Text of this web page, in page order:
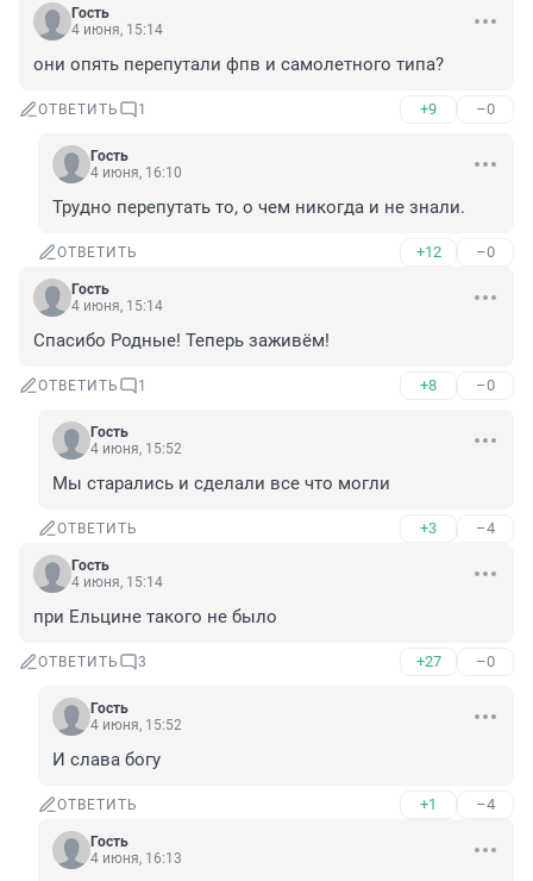
Гость
4 июня, 15:14
они опять перепутали фпв и самолетного типа?
ОТВЕТИТЬ 1 +9 –0
Гость
4 июня, 16:10
Трудно перепутать то, о чем никогда и не знали.
ОТВЕТИТЬ +12 –0
Гость
4 июня, 15:14
Спасибо Родные! Теперь заживём!
ОТВЕТИТЬ 1 +8 –0
Гость
4 июня, 15:52
Мы старались и сделали все что могли
ОТВЕТИТЬ +3 –4
Гость
4 июня, 15:14
при Ельцине такого не было
ОТВЕТИТЬ 3 +27 –0
Гость
4 июня, 15:52
И слава богу
ОТВЕТИТЬ +1 –4
Гость
4 июня, 16:13